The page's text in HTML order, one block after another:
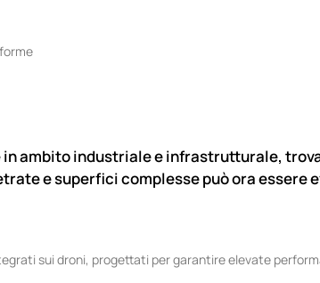
in ambito industriale e infrastrutturale,
e superfici complesse può ora essere
sui droni, progettati per garantire elevate